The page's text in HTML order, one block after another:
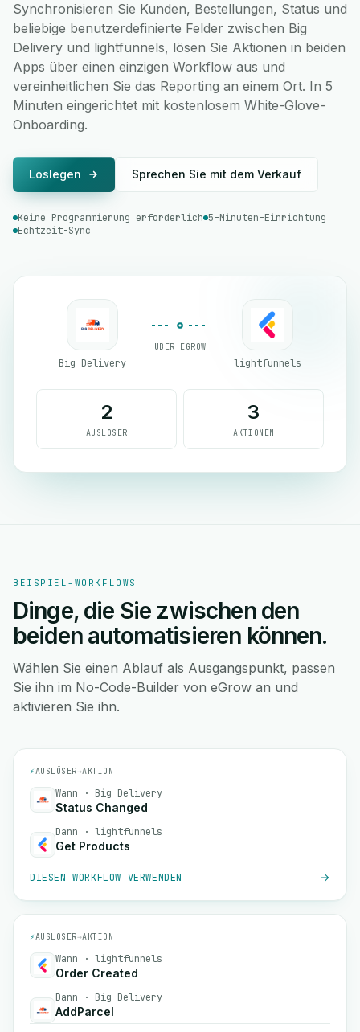
Synchronisieren Sie Kunden, Bestellungen, Status und
beliebige benutzerdefinierte Felder zwischen Big
Delivery und lightfunnels, lösen Sie Aktionen in beiden
Apps über einen einzigen Workflow aus und
vereinheitlichen Sie das Reporting an einem Ort. In 5
Minuten eingerichtet mit kostenlosem White-Glove-
Onboarding.
Loslegen Sprechen Sie mit dem Verkauf
Keine Programmierung erforderlich 5-Minuten-Einrichtung
Echtzeit-Sync
Big Delivery
ÜBER EGROW
lightfunnels
2
AUSLÖSER
3
AKTIONEN
BEISPIEL-WORKFLOWS
Dinge, die Sie zwischen den
beiden automatisieren können.
Wählen Sie einen Ablauf als Ausgangspunkt, passen
Sie ihn im No-Code-Builder von eGrow an und
aktivieren Sie ihn.
⚡AUSLÖSER→AKTION
Wann · Big Delivery
Status Changed
Dann · lightfunnels
Get Products
DIESEN WORKFLOW VERWENDEN
⚡AUSLÖSER→AKTION
Wann · lightfunnels
Order Created
Dann · Big Delivery
AddParcel